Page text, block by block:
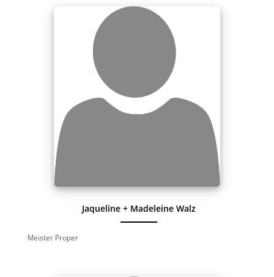
Jaqueline + Madeleine Walz
Meister Proper